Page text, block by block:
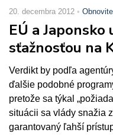
20. decembra 2012
EÚ a
sťažnosťou na
Verdikt by podľa
ďalšie podobné
pretože sa týkal
situácii sa vlády snažia
garantovaný ľahší